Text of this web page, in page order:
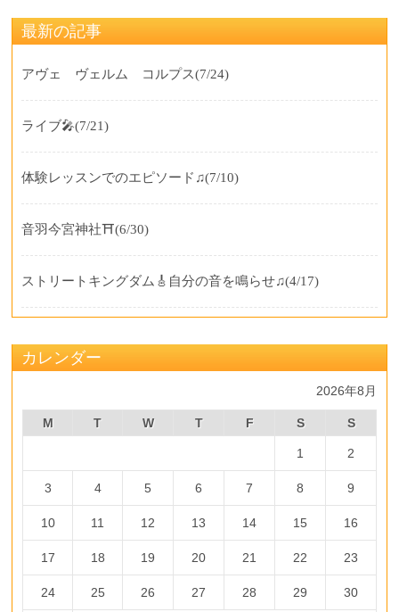
最新の記事
アヴェ ヴェルム コルプス(7/24)
ライブ🎤(7/21)
体験レッスンでのエピソード♫(7/10)
音羽今宮神社⛩️(6/30)
ストリートキングダム🎸自分の音を鳴らせ♫(4/17)
カレンダー
2026年8月
M T W T F S S
1 2
3 4 5 6 7 8 9
10 11 12 13 14 15 16
17 18 19 20 21 22 23
24 25 26 27 28 29 30